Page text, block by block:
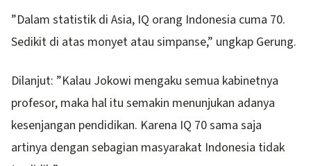
”Dalam statistik di Asia, IQ orang Indonesia cuma 70.
Sedikit di atas monyet atau simpanse,” ungkap Gerung.
Dilanjut: ”Kalau Jokowi mengaku semua kabinetnya
profesor, maka hal itu semakin menunjukan adanya
kesenjangan pendidikan. Karena IQ 70 sama saja
artinya dengan sebagian masyarakat Indonesia tidak